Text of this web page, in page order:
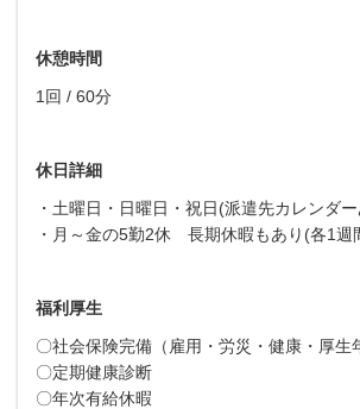
休憩時間
1回 / 60分
休日詳細
・土曜日・日曜日・祝日(派遣先カレンダ
・月～金の5勤2休 長期休暇もあり(各1週
福利厚生
〇社会保険完備（雇用・労災・健康・厚生
〇定期健康診断
〇年次有給休暇